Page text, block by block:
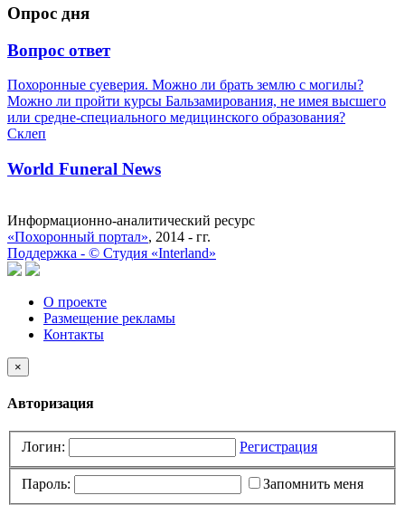
Опрос дня
Вопрос ответ
Похоронные суеверия. Можно ли брать землю с могилы?
Можно ли пройти курсы Бальзамирования, не имея высшего
или средне-специального медицинского образования?
Склеп
World Funeral News
Информационно-аналитический ресурс
«Похоронный портал», 2014 - гг.
Поддержка - © Cтудия «Interland»
О проекте
Размещение рекламы
Контакты
×
Авторизация
Логин: Регистрация
Пароль: Запомнить меня